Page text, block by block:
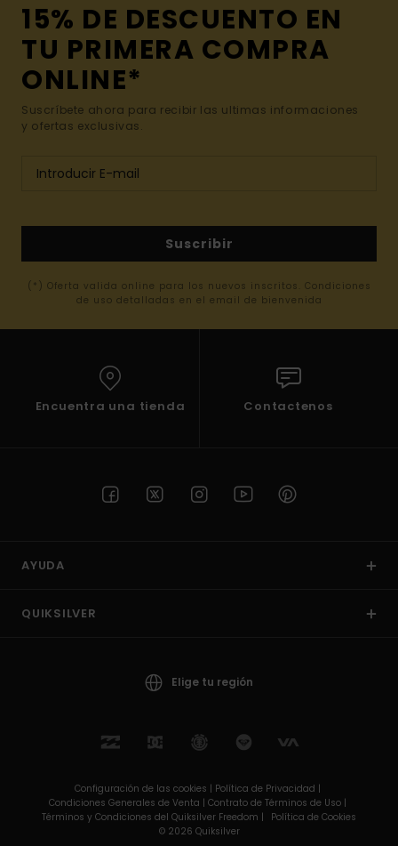
15% DE DESCUENTO EN
TU PRIMERA COMPRA
ONLINE*
Suscríbete ahora para recibir las ultimas informaciones
y ofertas exclusivas.
Suscribir
(*) Oferta valida online para los nuevos inscritos. Condiciones
de uso detalladas en el email de bienvenida
Encuentra una tienda Contactenos
AYUDA
QUIKSILVER
Elige tu región
Configuración de las cookies | Política de Privacidad |
Condiciones Generales de Venta | Contrato de Términos de Uso |
Términos y Condiciones del Quiksilver Freedom |
Política de Cookies
© 2026 Quiksilver